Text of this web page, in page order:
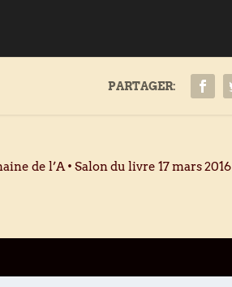
PARTAGER:
de l’A • Salon du livre 17 mars 2016